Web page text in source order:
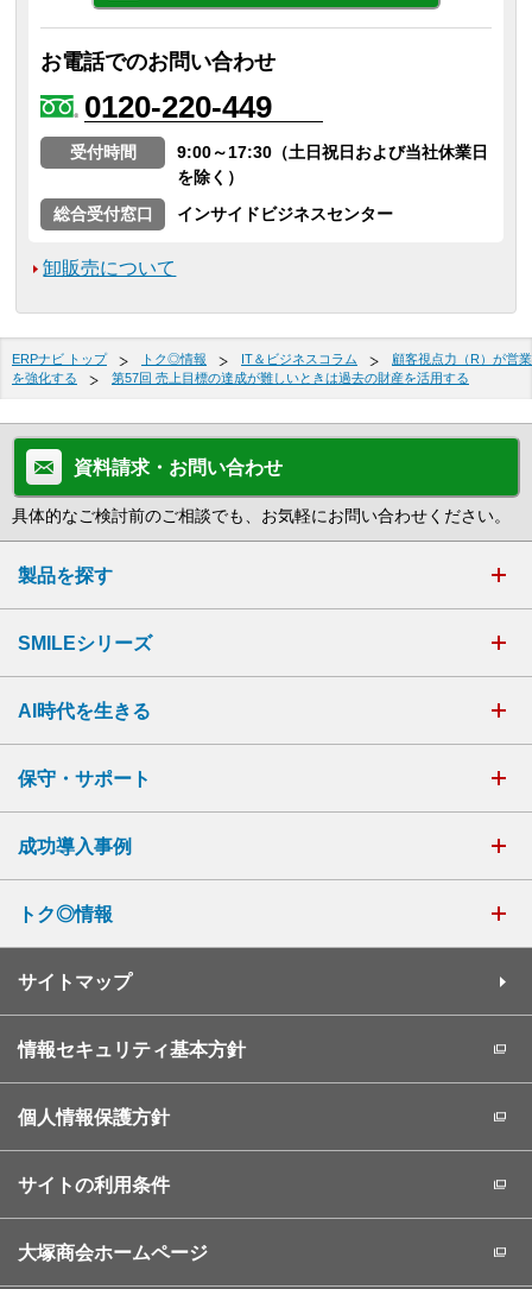
お電話でのお問い合わせ
0120-220-449
受付時間
9:00～17:30（土日祝日および当社休業日
を除く）
総合受付窓口
インサイドビジネスセンター
卸販売について
ERPナビ トップ トク◎情報 IT＆ビジネスコラム
顧客視点力（R）が営業
を強化する
第57回 売上目標の達成が難しいときは過去の財産を活用する
資料請求・お問い合わせ
具体的なご検討前のご相談でも、お気軽にお問い合わせください。
製品を探す
SMILEシリーズ
AI時代を生きる
保守・サポート
成功導入事例
トク◎情報
サイトマップ
情報セキュリティ基本方針
個人情報保護方針
サイトの利用条件
大塚商会ホームページ